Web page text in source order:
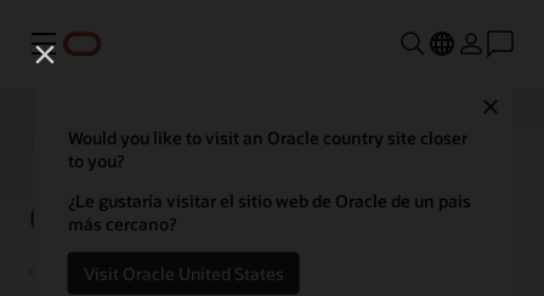
Menú
Would you like to visit an Oracle country site closer
to you?
¿Le gustaría visitar el sitio web de Oracle de un país
más cercano?
Visit Oracle United States
Gestión de API